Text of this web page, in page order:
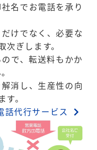
名でお電話を承り
けでなく、必要な
ぎします。
で、転送料もかか
消し、生産性の向
。
話代行サービス